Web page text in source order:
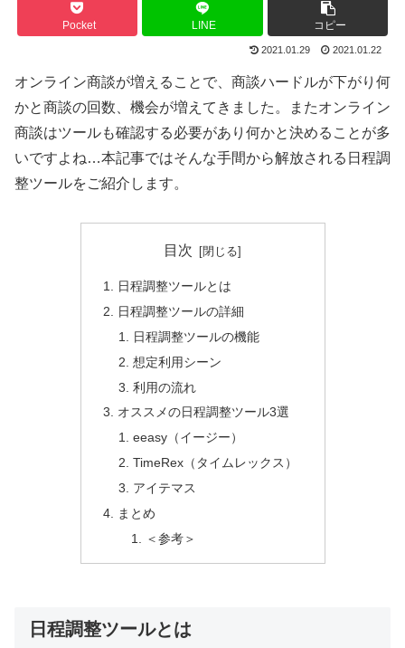
Pocket LINE コピー
2021.01.29 2021.01.22
オンライン商談が増えることで、商談ハードルが下がり何
かと商談の回数、機会が増えてきました。またオンライン
商談はツールも確認する必要があり何かと決めることが多
いですよね…本記事ではそんな手間から解放される日程調
整ツールをご紹介します。
目次
日程調整ツールとは
日程調整ツールの詳細
日程調整ツールの機能
想定利用シーン
利用の流れ
オススメの日程調整ツール3選
eeasy（イージー）
TimeRex（タイムレックス）
アイテマス
まとめ
＜参考＞
日程調整ツールとは